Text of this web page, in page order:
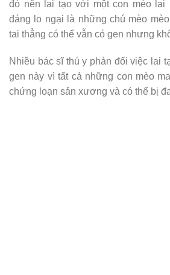
đó nên lai tạo với một con mèo lai
đáng lo ngại là những chú mèo
tai thẳng có thể vẫn có gen nhưng
Nhiều bác sĩ thú y phản đối việc lai
gen này vì tất cả những con mèo
chứng loạn sản xương và có thể bị